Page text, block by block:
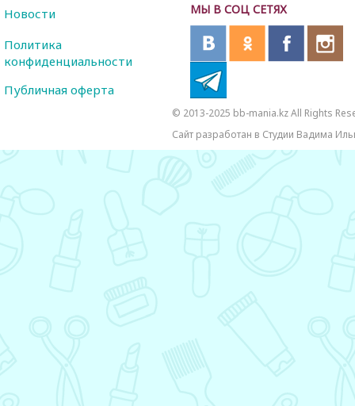
МЫ В СОЦ СЕТЯХ
Новости
Политика
конфиденциальности
Публичная оферта
© 2013-2025 bb-mania.kz All Rights
Сайт разработан в Студии Вадима